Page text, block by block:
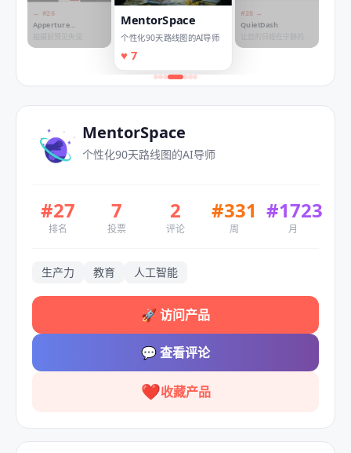
← #26
Apperture
MentorSpace
个性化90天路线图的AI导师
♥ 7
#28 →
QuietDash
子墨水屏上呈现，而非
MentorSpace
个性化90天路线图的AI导师
#27
排名
7
投票
2
评论
#331
周
#1723
月
生产力 教育 人工智能
🚀 访问产品
💬查看评论
❤️收藏产品